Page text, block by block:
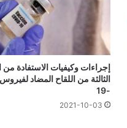
إجراءات وكيفيات الاستفادة من
الثالثة من اللقاح المضاد
-19
2021-10-03